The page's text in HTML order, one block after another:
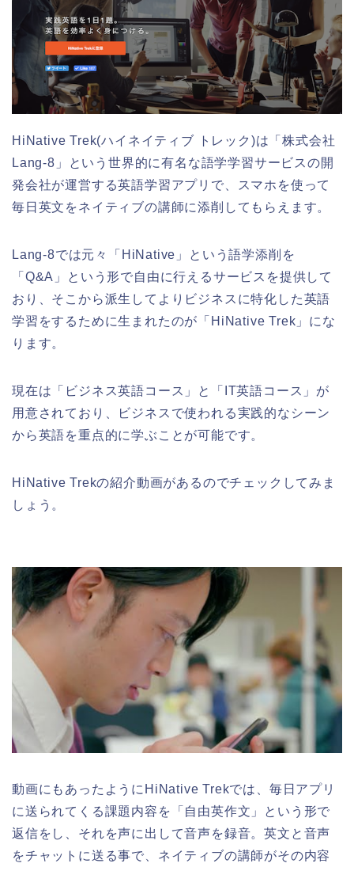
HiNative Trek(ハイネイティブ トレック)は「株式会社
Lang-8」という世界的に有名な語学学習サービスの開
発会社が運営する英語学習アプリで、スマホを使って
毎日英文をネイティブの講師に添削してもらえます。
Lang-8では元々「HiNative」という語学添削を
「Q&A」という形で自由に行えるサービスを提供して
おり、そこから派生してよりビジネスに特化した英語
学習をするために生まれたのが「HiNative Trek」にな
ります。
現在は「ビジネス英語コース」と「IT英語コース」が
用意されており、ビジネスで使われる実践的なシーン
から英語を重点的に学ぶことが可能です。
HiNative Trekの紹介動画があるのでチェックしてみま
しょう。
動画にもあったようにHiNative Trekでは、毎日アプリ
に送られてくる課題内容を「自由英作文」という形で
返信をし、それを声に出して音声を録音。英文と音声
をチャットに送る事で、ネイティブの講師がその内容